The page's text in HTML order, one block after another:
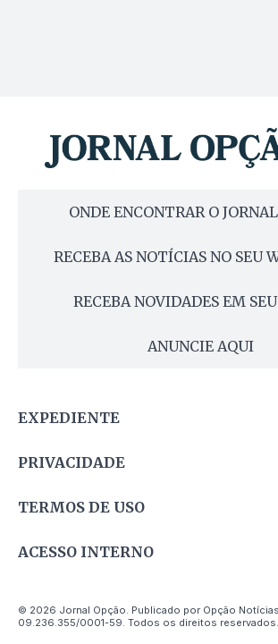
ONDE ENCONTRAR O
RECEBA AS NOTÍCIAS NO SEU
RECEBA NOVIDADES EM
ANUNCIE AQUI
EXPEDIENTE
PRIVACIDADE
TERMOS DE USO
ACESSO INTERNO
© 2026 Jornal Opção. Publicado por Opção Notícias
09.236.355/0001-59. Todos os direitos reservados.